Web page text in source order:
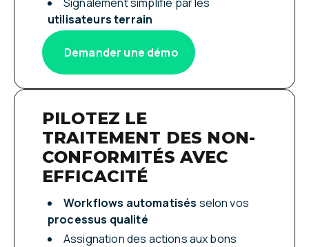
utilisateurs terrain
Demander une démo
PILOTEZ LE
TRAITEMENT DES NON-
CONFORMITÉS AVEC
EFFICACITÉ
Workflows automatisés selon vos
processus qualité
Assignation des actions aux bons